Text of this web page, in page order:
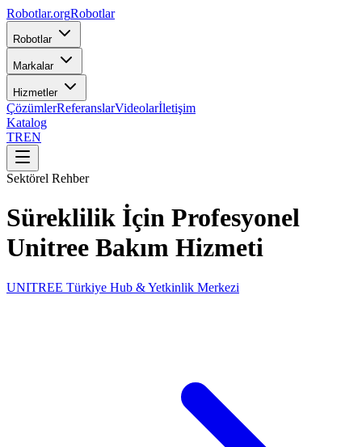
Robotlar.orgRobotlar
Robotlar
Markalar
Hizmetler
ÇözümlerReferanslarVideolarİletişim
Katalog
TREN
Sektörel Rehber
Süreklilik İçin Profesyonel
Unitree Bakım Hizmeti
UNITREE Türkiye Hub & Yetkinlik Merkezi